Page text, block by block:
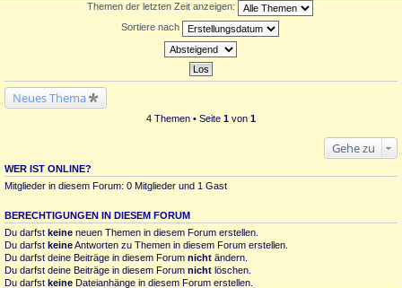
Themen der letzten Zeit anzeigen:
Sortiere nach
Neues Thema
4 Themen • Seite 1 von 1
Gehe zu
WER IST ONLINE?
Mitglieder in diesem Forum: 0 Mitglieder und 1 Gast
BERECHTIGUNGEN IN DIESEM FORUM
Du darfst keine neuen Themen in diesem Forum erstellen.
Du darfst keineAntworten zu Themen in diesem Forum erstellen.
Du darfst deine Beiträge in diesem Forum nicht ändern.
Du darfst deine Beiträge in diesem Forum nicht löschen.
Du darfst keine Dateianhänge in diesem Forum erstellen.